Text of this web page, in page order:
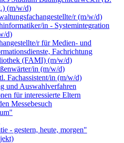
(m/w/d)
r (m/w/d)
in - Systemintegration
d)
r für Medien- und
Fachrichtung
(FAMI) (m/w/d)
in (m/w/d)
Fachassistent/in (m/w/d)
und Auswahlverfahren
für interessierte Eltern
Messebesuch
- gestern, heute, morgen"